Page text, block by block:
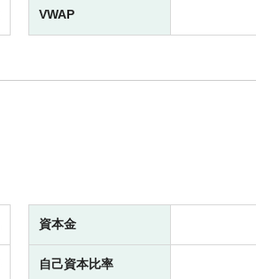
VWAP
資本金
自己資本比率